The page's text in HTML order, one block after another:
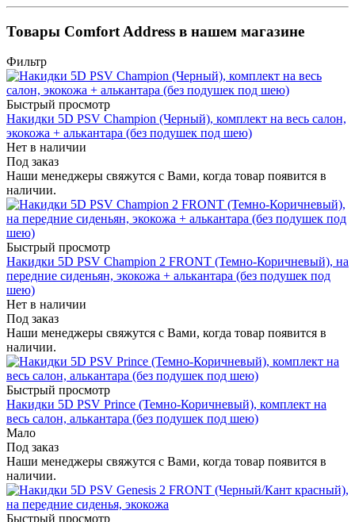
Товары Comfort Address в нашем магазине
Фильтр
Быстрый просмотр
Накидки 5D PSV Champion (Черный), комплект на весь салон,
экокожа + алькантара (без подушек под шею)
Нет в наличии
Под заказ
Наши менеджеры свяжутся с Вами, когда товар появится в
наличии.
Быстрый просмотр
Накидки 5D PSV Champion 2 FRONT (Темно-Коричневый), на
передние сиденьян, экокожа + алькантара (без подушек под
шею)
Нет в наличии
Под заказ
Наши менеджеры свяжутся с Вами, когда товар появится в
наличии.
Быстрый просмотр
Накидки 5D PSV Prince (Темно-Коричневый), комплект на
весь салон, алькантара (без подушек под шею)
Мало
Под заказ
Наши менеджеры свяжутся с Вами, когда товар появится в
наличии.
Быстрый просмотр